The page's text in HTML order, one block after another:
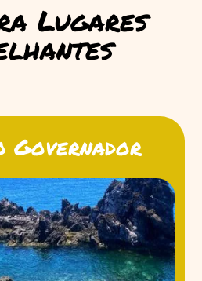
Lugares
Governador